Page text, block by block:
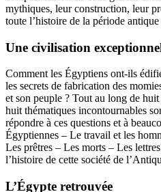
mythiques, leur construction, leur
toute l’histoire de la période
Une civilisation
Comment les Égyptiens ont-ils
les secrets de fabrication des
et son peuple ? Tout au long de
huit thématiques incontournables
répondre à ces questions et à
Égyptiennes – Le travail et les
Les prêtres – Les morts – Les
l’histoire de cette société de
L’Égypte retrouvée